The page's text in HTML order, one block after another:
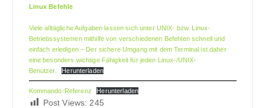
Linux Befehle
Viele alltägliche Aufgaben lassen sich unter UNIX- bzw. Linux-
Betriebssystemen mithilfe von verschiedenen Befehlen schnell und
einfach erledigen – Der sichere Umgang mit dem Terminal ist daher
eine besonders wichtige Fähigkeit für jeden Linux-/UNIX-
Benutzer.
Herunterladen
Kommando-Referenz Herunterladen
Post Views: 245